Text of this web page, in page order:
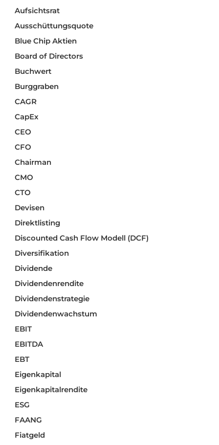
Aufsichtsrat
Ausschüttungsquote
Blue Chip Aktien
Board of Directors
Buchwert
Burggraben
CAGR
CapEx
CEO
CFO
Chairman
CMO
CTO
Devisen
Direktlisting
Discounted Cash Flow Modell (DCF)
Diversifikation
Dividende
Dividendenrendite
Dividendenstrategie
Dividendenwachstum
EBIT
EBITDA
EBT
Eigenkapital
Eigenkapitalrendite
ESG
FAANG
Fiatgeld